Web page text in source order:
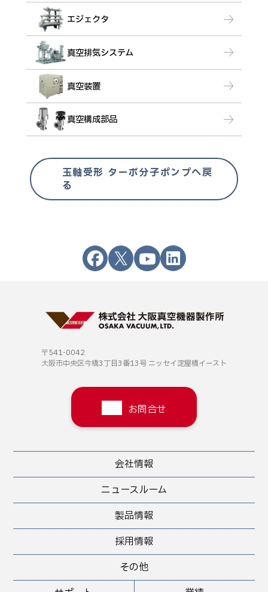
エジェクタ
真空排気システム
真空装置
真空構成部品
玉軸受形 ターボ分子ポンプへ戻
る
〒541-0042
大阪市中央区今橋3丁目3番13号 ニッセイ淀屋橋イースト
お問合せ
会社情報
ニュースルーム
製品情報
採用情報
その他